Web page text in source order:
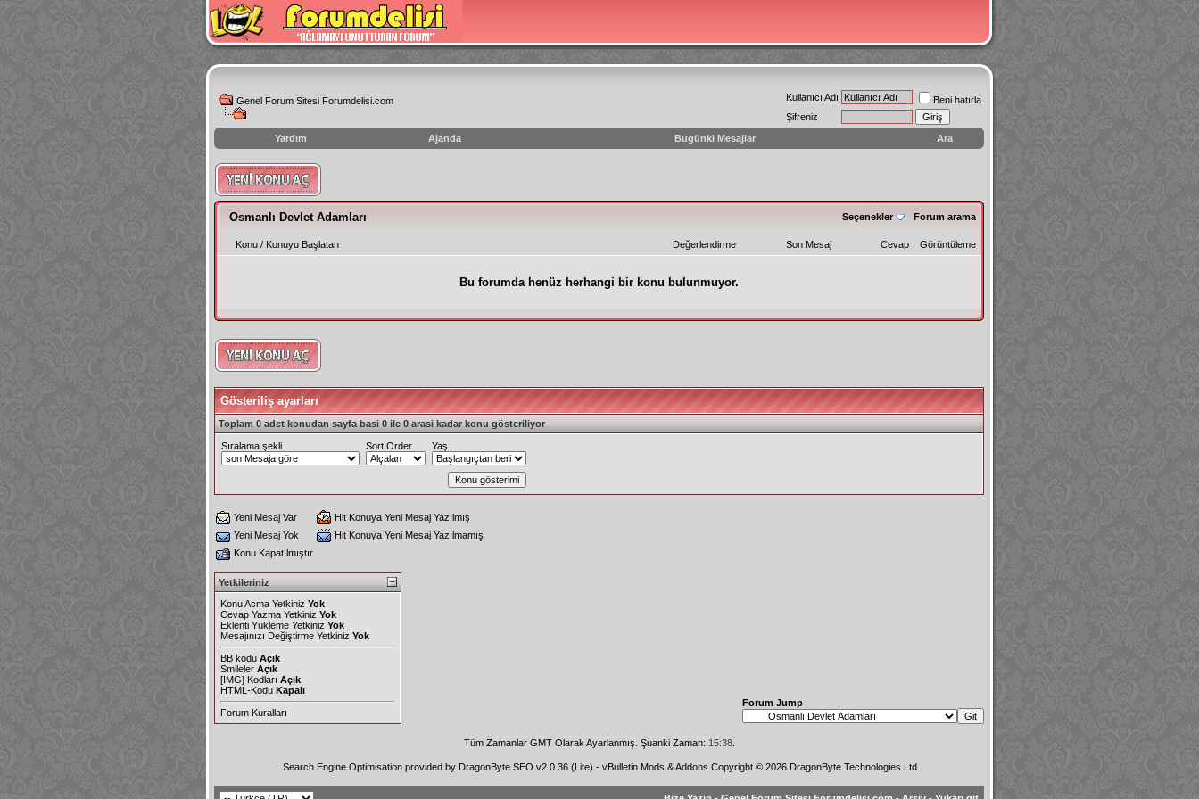
Genel Forum Sitesi Forumdelisi.com Kullanıcı Adı
Beni hatırla
Şifreniz
Yardım
Ajanda Bugünki Mesajlar Ara
instagram
izlenme
hilesi
Osmanlı Devlet Adamları
Seçenekler Forum arama
Değerlendirme
Konu / Konuyu Başlatan Son Mesaj Cevap Görüntüleme
Bu forumda henüz herhangi bir konu bulunmuyor.
Gösteriliş ayarları
Toplam 0 adet konudan sayfa basi 0 ile 0 arasi kadar konu gösteriliyor
Sıralama şekli Sort Order Yaş
Yeni Mesaj Var
Hit Konuya Yeni Mesaj Yazılmış
Yeni Mesaj Yok
Hit Konuya Yeni Mesaj Yazılmamış
Konu Kapatılmıştır
Yetkileriniz
Konu Acma Yetkiniz Yok
Cevap Yazma Yetkiniz Yok
Eklenti Yükleme Yetkiniz Yok
Mesajınızı Değiştirme Yetkiniz Yok
BB kodu Açık
Smileler Açık
[IMG] Kodları Açık
HTML-Kodu Kapalı
Forum Kuralları
Forum Jump
Tüm Zamanlar GMT Olarak Ayarlanmış. Şuanki Zaman: 15:38.
Search Engine Optimisation provided by DragonByte SEO v2.0.36 (Lite) - vBulletin Mods & Addons Copyright © 2026 DragonByte Technologies Ltd.